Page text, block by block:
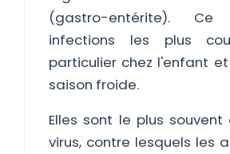
(gastro-entérite).
infections les plus
particulier chez l'enfant
saison froide.
Elles sont le plus
virus, contre lesquels les